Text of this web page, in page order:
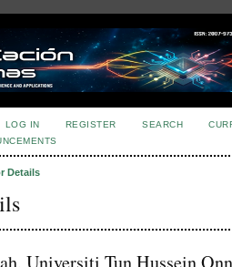
LOG IN REGISTER SEARCH
Details
Universiti Tun Hussein Onn